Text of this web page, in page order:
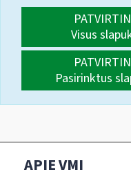
Visus
Pasirinktus
APIE VMI